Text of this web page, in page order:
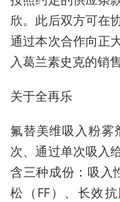
欣。此后双方可在
通过本次合作向正
入葛兰素史克的销售
关于全再乐
氟替美维吸入粉雾
次、通过单次吸入
含三种成份：吸入
松（FF）、长效